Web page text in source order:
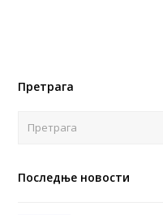
Претрага
Последње новости